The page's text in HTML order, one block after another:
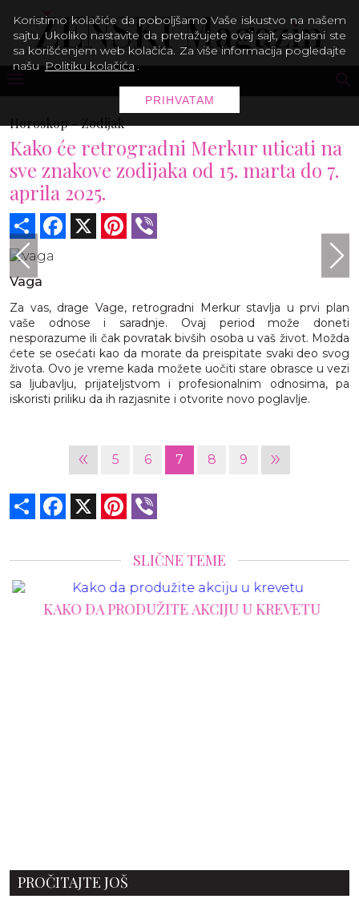
Horoskop -Zodijak
Kako će retrogradni Merkur uticati na
sve znakove zodijaka od 15. marta do 7.
aprila 2025.
Share Facebook Pinterest
Vaga
Za vas, drage Vage, retrogradni Merkur stavlja u prvi plan
vaše odnose i saradnje. Ovaj period može doneti
nesporazume ili čak povratak bivših osoba u vaš život. Možda
ćete se osećati kao da morate da preispitate svaki deo svog
života. Ovo je vreme kada možete uočiti stare obrasce u vezi
sa ljubavlju, prijateljstvom i profesionalnim odnosima, pa
iskoristi priliku da ih razjasnite i otvorite novo poglavlje.
« 5 6 7 8 9 »
Share Facebook Pinterest
SLIČNE TEME
KAKO DA PRODUŽITE AKCIJU U KREVETU
PROČITAJTE JOŠ
Koristimo kolačiće da poboljšamo Vaše iskustvo na našem
sajtu. Ukoliko nastavite da pretražujete ovaj sajt, saglasni ste
sa korišćenjem web kolačića. Za više informacija pogledajte
našu Politiku kolačića .
PRIHVATAM